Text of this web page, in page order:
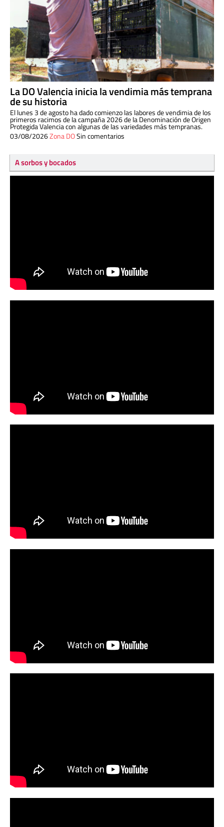
La DO Valencia inicia la vendimia más temprana
de su historia
El lunes 3 de agosto ha dado comienzo las labores de vendimia de los
primeros racimos de la campaña 2026 de la Denominación de Origen
Protegida Valencia con algunas de las variedades más tempranas.
03/08/2026Zona DOSin comentarios
A sorbos y bocados